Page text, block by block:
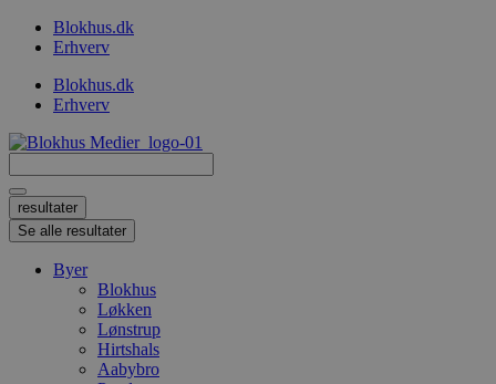
VidereBlokhus.dk
Erhverv
Blokhus.dk
Erhverv
...
resultater
Se alle resultater
Byer
Blokhus
Løkken
Lønstrup
Hirtshals
Aabybro